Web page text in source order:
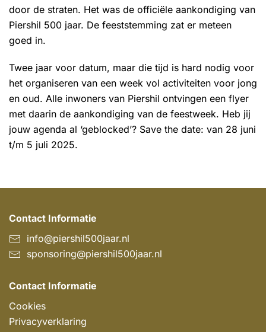
door de straten. Het was de officiële aankondiging van
Piershil 500 jaar. De feeststemming zat er meteen
goed in.
Twee jaar voor datum, maar die tijd is hard nodig voor
het organiseren van een week vol activiteiten voor jong
en oud. Alle inwoners van Piershil ontvingen een flyer
met daarin de aankondiging van de feestweek. Heb jij
jouw agenda al ‘geblocked’? Save the date: van 28 juni
t/m 5 juli 2025.
Contact Informatie
info@piershil500jaar.nl
sponsoring@piershil500jaar.nl
Contact Informatie
Cookies
Privacyverklaring